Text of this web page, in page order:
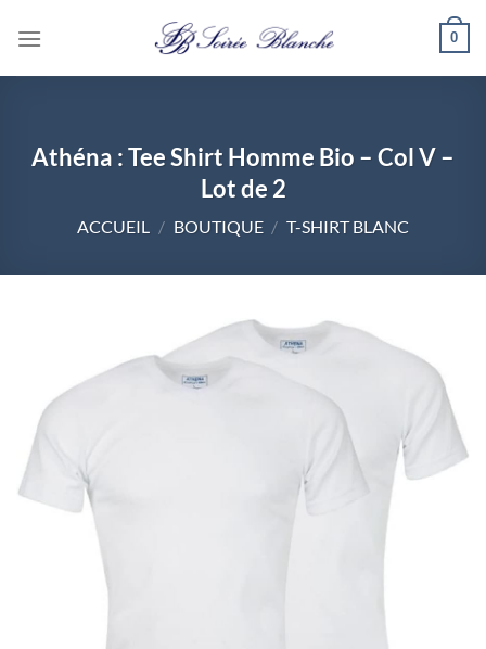
0
Athéna : Tee Shirt Homme Bio – Col V –
Lot de 2
ACCUEIL / BOUTIQUE / T-SHIRT BLANC